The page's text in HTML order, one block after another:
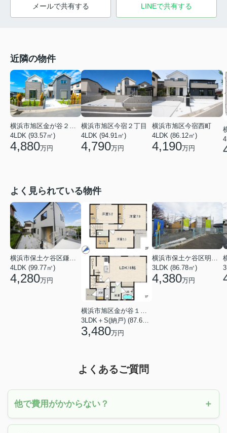
メールで共有する LINEで共有する
近隣の物件
横浜市旭区金が谷２丁目
4LDK (93.57㎡)
4,880万円
横浜市旭区今宿２丁目
4LDK (94.91㎡)
4,790万円
横浜市旭区今宿西町
4LDK (86.12㎡)
4,190万円
よく見られている物件
4LDK (99.77㎡)
4,280万円
3,480万円
3LDK (86.78㎡)
4,380万円
よくあるご質問
他で費用がかからない？